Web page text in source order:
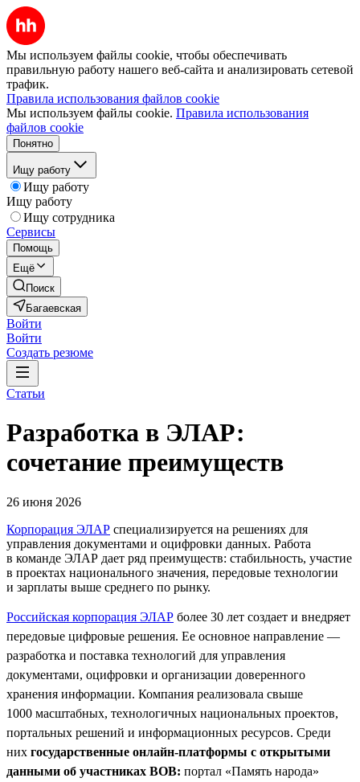
Мы используем файлы cookie, чтобы обеспечивать
правильную работу нашего веб-сайта и анализировать сетевой
трафик.
Правила использования файлов cookie
Мы используем файлы cookie. Правила использования
файлов cookie
Понятно
Ищу работу
Ищу работу
Ищу работу
Ищу сотрудника
Сервисы
Помощь
Ещё
Поиск
Багаевская
Войти
Войти
Создать резюме
Статьи
Разработка в ЭЛАР:
сочетание преимуществ
26 июня 2026
Корпорация ЭЛАР специализируется на решениях для
управления документами и оцифровки данных. Работа
в команде ЭЛАР дает ряд преимуществ: стабильность, участие
в проектах национального значения, передовые технологии
и зарплаты выше среднего по рынку.
Российская корпорация ЭЛАР более 30 лет создает и внедряет
передовые цифровые решения. Ее основное направление —
разработка и поставка технологий для управления
документами, оцифровки и организации доверенного
хранения информации. Компания реализовала свыше
1000 масштабных, технологичных национальных проектов,
портальных решений и информационных ресурсов. Среди
них государственные онлайн-платформы с открытыми
данными об участниках ВОВ: портал «Память народа»